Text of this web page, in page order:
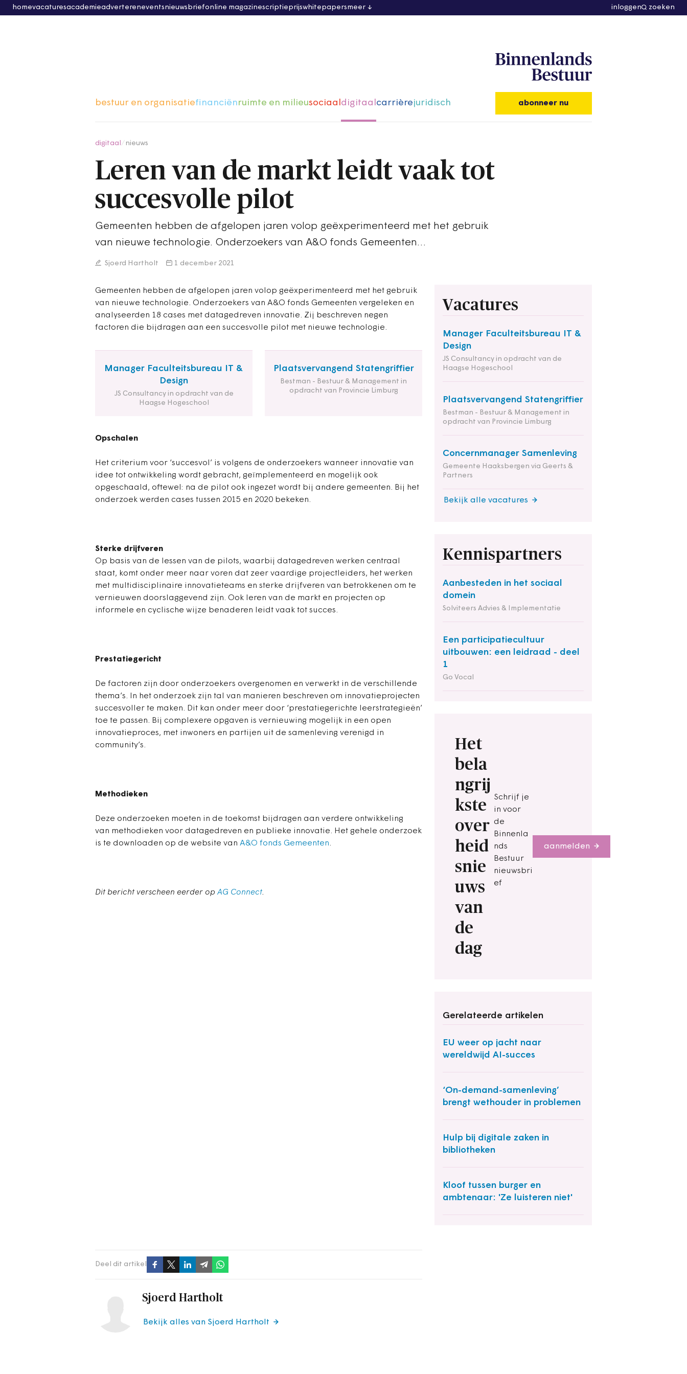
homevacaturesacademieadvertereneventsnieuwsbriefonline magazinescriptieprijswhitepapersmeer inloggen zoeken
bestuur en organisatiefinanciënruimte en milieusociaaldigitaalcarrièrejuridisch abonneer nu
digitaal nieuws
Leren van de markt leidt vaak tot
succesvolle pilot
Gemeenten hebben de afgelopen jaren volop geëxperimenteerd met het gebruik
van nieuwe technologie. Onderzoekers van A&O fonds Gemeenten…
Sjoerd Hartholt 1 december 2021
Gemeenten hebben de afgelopen jaren volop geëxperimenteerd met het gebruik
van nieuwe technologie. Onderzoekers van A&O fonds Gemeenten vergeleken en
analyseerden 18 cases met datagedreven innovatie. Zij beschreven negen
factoren die bijdragen aan een succesvolle pilot met nieuwe technologie.
Manager Faculteitsbureau IT &
Design
JS Consultancy in opdracht van de
Haagse Hogeschool
Plaatsvervangend Statengriffier
Bestman - Bestuur & Management in
opdracht van Provincie Limburg
Opschalen
Vacatures
Manager Faculteitsbureau IT &
Design
JS Consultancy in opdracht van de
Haagse Hogeschool
Plaatsvervangend Statengriffier
Bestman - Bestuur & Management in
opdracht van Provincie Limburg
Concernmanager Samenleving
Gemeente Haaksbergen via Geerts &
Partners
Bekijk alle vacatures
Kennispartners
Aanbesteden in het sociaal
domein
Solviteers Advies & Implementatie
Een participatiecultuur
uitbouwen: een leidraad - deel
1
Go Vocal
Het
bela
ngrij
kste
over
heid
snie
uws
van
de
dag
Schrijf je
in voor
de
Binnenla
nds
Bestuur
nieuwsbri
ef
aanmelden
Gerelateerde artikelen
EU weer op jacht naar
wereldwijd AI-succes
‘On-demand-samenleving’
brengt wethouder in problemen
Hulp bij digitale zaken in
bibliotheken
Kloof tussen burger en
ambtenaar: 'Ze luisteren niet'
Het criterium voor ‘succesvol’ is volgens de onderzoekers wanneer innovatie van
idee tot ontwikkeling wordt gebracht, geïmplementeerd en mogelijk ook
opgeschaald, oftewel: na de pilot ook ingezet wordt bij andere gemeenten. Bij het
onderzoek werden cases tussen 2015 en 2020 bekeken.
Sterke drijfveren
Op basis van de lessen van de pilots, waarbij datagedreven werken centraal
staat, komt onder meer naar voren dat zeer vaardige projectleiders, het werken
met multidisciplinaire innovatieteams en sterke drijfveren van betrokkenen om te
vernieuwen doorslaggevend zijn. Ook leren van de markt en projecten op
informele en cyclische wijze benaderen leidt vaak tot succes.
Prestatiegericht
De factoren zijn door onderzoekers overgenomen en verwerkt in de verschillende
thema’s. In het onderzoek zijn tal van manieren beschreven om innovatieprojecten
succesvoller te maken. Dit kan onder meer door ‘prestatiegerichte leerstrategieën’
toe te passen. Bij complexere opgaven is vernieuwing mogelijk in een open
innovatieproces, met inwoners en partijen uit de samenleving verenigd in
community’s.
Methodieken
Deze onderzoeken moeten in de toekomst bijdragen aan verdere ontwikkeling
van methodieken voor datagedreven en publieke innovatie. Het gehele onderzoek
is te downloaden op de website van A&O fonds Gemeenten.
Dit bericht verscheen eerder op AG Connect.
Deel dit artikel
Sjoerd Hartholt
Bekijk alles van Sjoerd Hartholt